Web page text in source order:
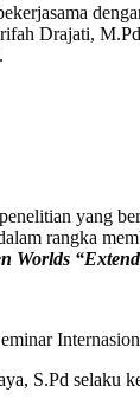
Drajati,
yang
rangka
Worlds
S.Pd selaku